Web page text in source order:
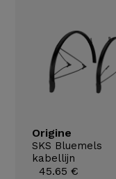
Origine
SKS Bluemels
kabellijn
45.65 €